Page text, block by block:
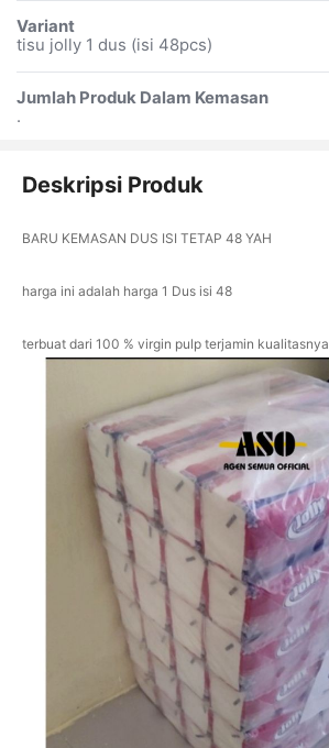
Variant
tisu jolly 1 dus (isi 48pcs)
Jumlah Produk Dalam Kemasan
.
Deskripsi Produk
BARU KEMASAN DUS ISI TETAP 48 YAH
harga ini adalah harga 1 Dus isi 48
terbuat dari 100 % virgin pulp terjamin kualitasnya